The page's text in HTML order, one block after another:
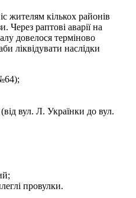
жителям кількох районів
раптові аварії на
довелося терміново
ліквідувати наслідки
вул. Л. Українки до вул.
провулки.